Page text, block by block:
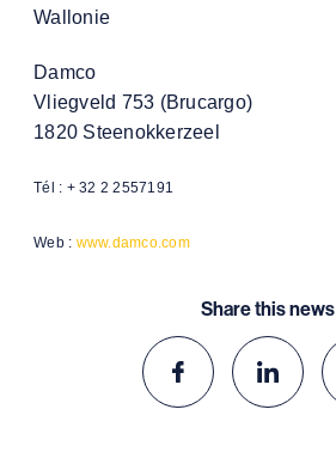
Wallonie
Damco
Vliegveld 753 (Brucargo)
1820 Steenokkerzeel
Tél : + 32 2 2557191
Web : www.damco.com
Share this news